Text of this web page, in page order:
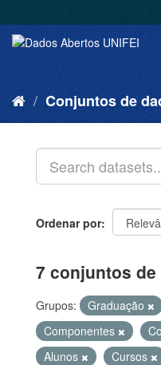
Conjuntos de
Ordenar por
7 conjuntos
Grupos: Graduação
Componentes
Alunos
Cursos